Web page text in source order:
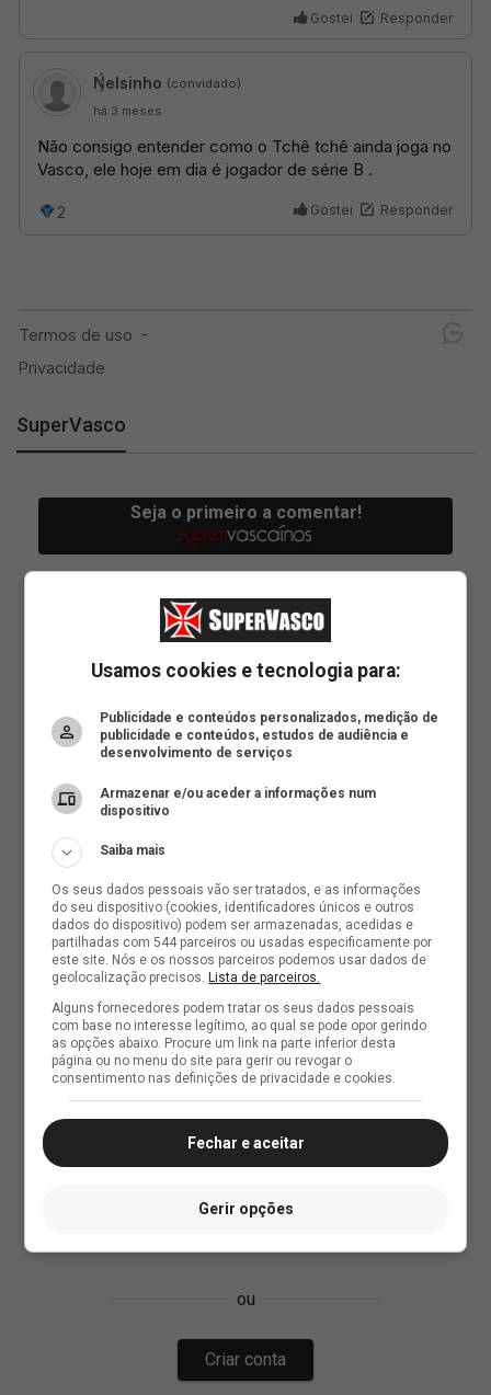
SuperVasco
Usamos cookies e tecnologia para:
Publicidade e conteúdos personalizados, medição de
publicidade e conteúdos, estudos de audiência e
desenvolvimento de serviços
Armazenar e/ou aceder a informações num
dispositivo
Saiba mais
Os seus dados pessoais vão ser tratados, e as informações
do seu dispositivo (cookies, identificadores únicos e outros
dados do dispositivo) podem ser armazenadas, acedidas e
partilhadas com 544 parceiros ou usadas especificamente por
este site. Nós e os nossos parceiros podemos usar dados de
geolocalização precisos.Lista de parceiros.
Alguns fornecedores podem tratar os seus dados pessoais
com base no interesse legítimo, ao qual se pode opor gerindo
as opções abaixo. Procure um link na parte inferior desta
página ou no menu do site para gerir ou revogar o
consentimento nas definições de privacidade e cookies.
Fechar e aceitar
Gerir opções